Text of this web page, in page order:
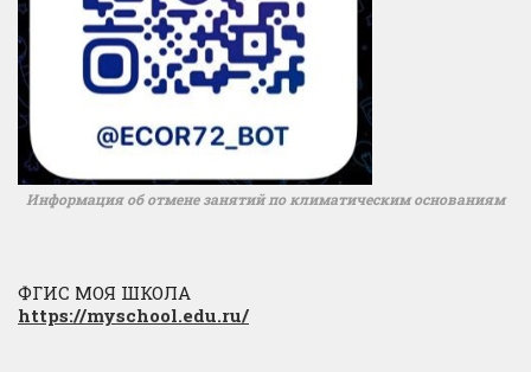
Информация об отмене занятий по климатическим основаниям
ФГИС МОЯ ШКОЛА
https://myschool.edu.ru/